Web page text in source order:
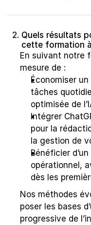
2. Quels résultats
cette formation
En suivant notre
mesure de :
Économiser
tâches
optimisée de
Intégrer
pour la
la gestion de
Bénéficier
opérationnel,
dès les
Nos méthodes
poser les bases
progressive de